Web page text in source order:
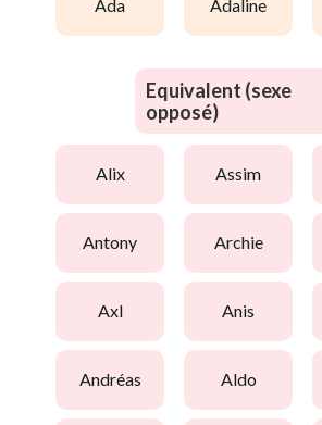
ada adaline
Equivalent (sexe
opposé)
alix assim
antony archie
axl anis
andréas aldo